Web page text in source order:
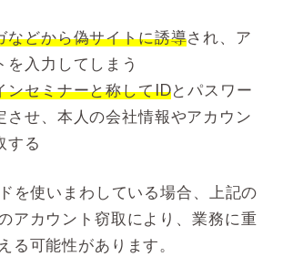
などから偽サイトに誘導され、ア
を入力してしまう
ンセミナーと称してIDとパスワー
させ、本人の会社情報やアカウン
する
を使いまわしている場合、上記の
アカウント窃取により、業務に重
る可能性があります。